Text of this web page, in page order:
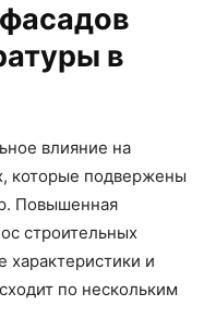
в
влияние на
которые подвержены
Повышенная
строительных
характеристики и
по нескольким